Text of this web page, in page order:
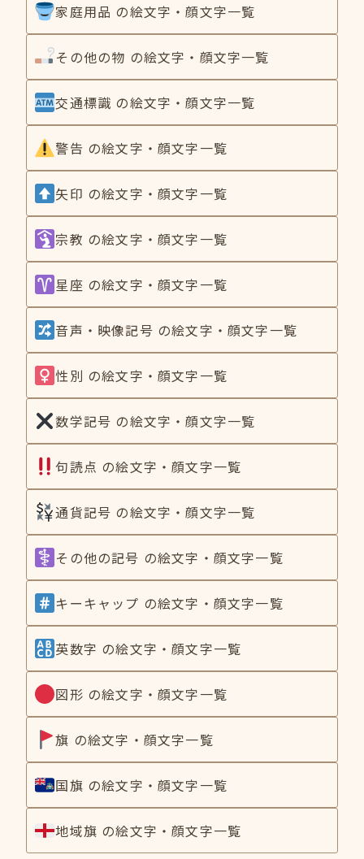
家庭用品 の絵文字・顔文字一覧
その他の物 の絵文字・顔文字一覧
交通標識 の絵文字・顔文字一覧
警告 の絵文字・顔文字一覧
矢印 の絵文字・顔文字一覧
宗教 の絵文字・顔文字一覧
星座 の絵文字・顔文字一覧
音声・映像記号 の絵文字・顔文字一覧
性別 の絵文字・顔文字一覧
数学記号 の絵文字・顔文字一覧
句読点 の絵文字・顔文字一覧
通貨記号 の絵文字・顔文字一覧
その他の記号 の絵文字・顔文字一覧
キーキャップ の絵文字・顔文字一覧
英数字 の絵文字・顔文字一覧
図形 の絵文字・顔文字一覧
旗 の絵文字・顔文字一覧
国旗 の絵文字・顔文字一覧
地域旗 の絵文字・顔文字一覧